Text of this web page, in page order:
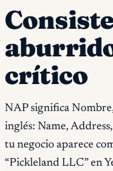
crítico
NAP significa
inglés: Name,
tu negocio aparece
“Pickleland LLC” en